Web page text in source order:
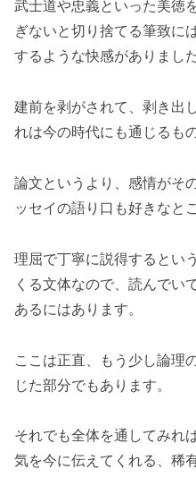
武士道や忠義といった美徳
ぎないと切り捨てる筆致に
するような快感がありました
建前を剥がされて、剥き出
れは今の時代にも通じるも
論文というより、感情がそ
ッセイの語り口も好きなとこ
理屈で丁寧に説得するとい
くる文体なので、読んでい
あるにはあります。
ここは正直、もう少し論理
じた部分でもあります。
それでも全体を通してみれ
気を今に伝えてくれる、稀